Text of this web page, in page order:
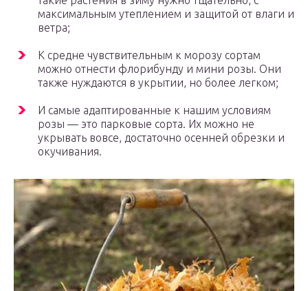
максимальным утеплением и защитой от влаги и
ветра;
К средне чувствительным к морозу сортам
можно отнести флорибунду и мини розы. Они
также нуждаются в укрытии, но более легком;
И самые адаптированные к нашим условиям
розы — это парковые сорта. Их можно не
укрывать вовсе, достаточно осенней обрезки и
окучивания.